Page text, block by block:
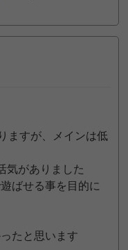
ますが、メインは低
気がありました
ばせる事を目的に
たと思います